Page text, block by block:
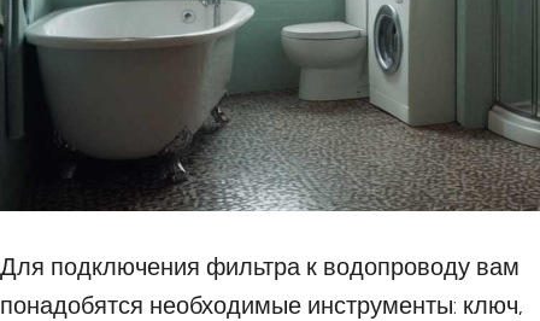
Для подключения фильтра к водопроводу вам
понадобятся необходимые инструменты: ключ,